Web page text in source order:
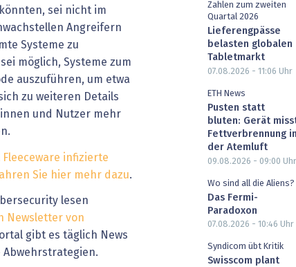
sei nicht im
Angreifern
Systeme zu
möglich, Systeme zum
auszuführen, um etwa
zu weiteren Details
und Nutzer mehr
infizierte
Sie hier mehr dazu.
lesen
Newsletter von
gibt es täglich News
Zahlen zum zweiten
Quartal 2026
Lieferengpässe
belasten globalen
Tabletmarkt
07.08.2026 - 11:06 Uhr
ETH News
Pusten statt
bluten: Gerät
Fettverbrennung in
der Atemluft
09.08.2026 - 09:00 Uhr
Wo sind all die Aliens?
Das Fermi-
Paradoxon
07.08.2026 - 10:46 Uhr
Syndicom übt Kritik
Swisscom plant